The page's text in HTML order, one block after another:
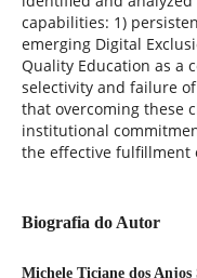
capabilities: 1)
emerging Digital
Quality Education as a
selectivity and failure
that overcoming these
institutional
the effective fulfillment
Biografia do Autor
Michele Ticiane dos Anjos